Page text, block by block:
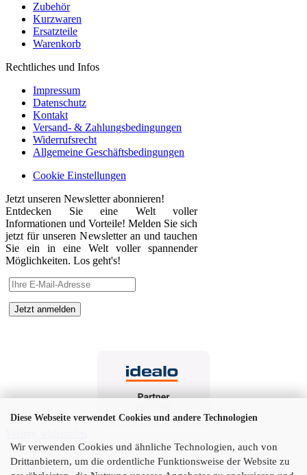
Diese Webseite verwendet Cookies und andere Technologien
Wir verwenden Cookies und ähnliche Technologien, auch von
Drittanbietern, um die ordentliche Funktionsweise der Website zu
Zubehör
Kurzwaren
Ersatzteile
Warenkorb
Rechtliches und Infos
Impressum
Datenschutz
Kontakt
Versand- & Zahlungsbedingungen
Widerrufsrecht
Allgemeine Geschäftsbedingungen
Cookie Einstellungen
Jetzt unseren Newsletter abonnieren!
Entdecken Sie eine Welt voller
Informationen und Vorteile! Melden Sie sich
jetzt für unseren Newsletter an und tauchen
Sie ein in eine Welt voller spannender
Möglichkeiten. Los geht's!
Sicher zahlen mit: